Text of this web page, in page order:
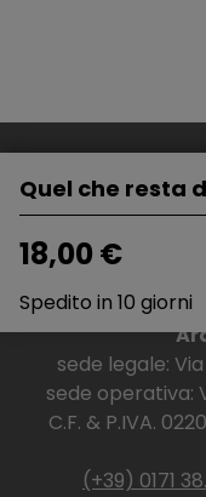
Quel che resta
18,00 €
Spedito in 10 giorni
sede legale:
sede operativa:
C.F. & P.IVA.
(+39) 0171